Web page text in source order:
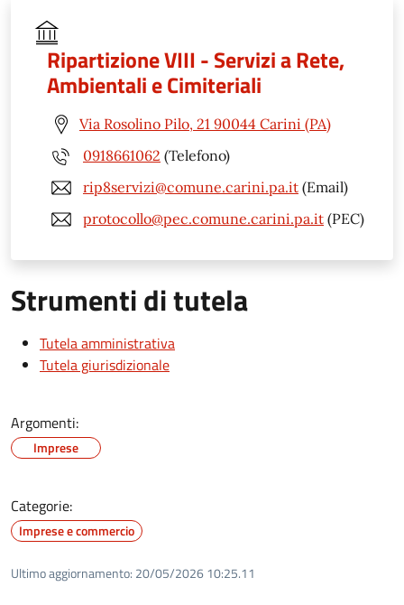
Ripartizione VIII - Servizi a Rete,
Ambientali e Cimiteriali
Via Rosolino Pilo, 21 90044 Carini (PA)
0918661062 (Telefono)
rip8servizi@comune.carini.pa.it (Email)
protocollo@pec.comune.carini.pa.it (PEC)
Strumenti di tutela
Tutela amministrativa
Tutela giurisdizionale
Argomenti:
Imprese
Categorie:
Imprese e commercio
Ultimo aggiornamento: 20/05/2026 10:25.11